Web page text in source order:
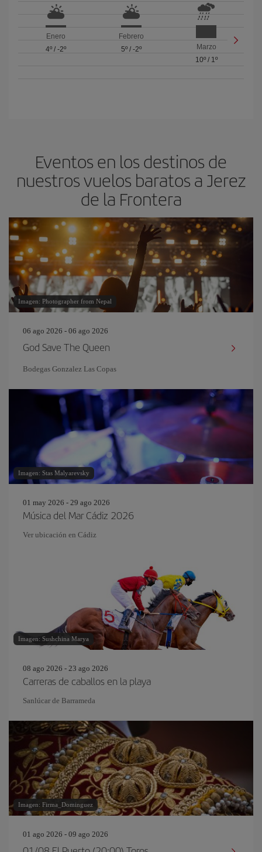
Enero
4º/ -2º
Febrero
5º/ -2º
Marzo
10º/ 1º
Eventos en los destinos de
nuestros vuelos baratos a Jerez
de la Frontera
Imagen: Photographer from Nepal
06 ago 2026 - 06 ago 2026
God Save The Queen
Bodegas Gonzalez Las Copas
Imagen: Stas Malyarevsky
01 may 2026 - 29 ago 2026
Música del Mar Cádiz 2026
Ver ubicación en Cádiz
Imagen: Sushchina Marya
08 ago 2026 - 23 ago 2026
Carreras de caballos en la playa
Sanlúcar de Barrameda
Imagen: Firma_Dominguez
01 ago 2026 - 09 ago 2026